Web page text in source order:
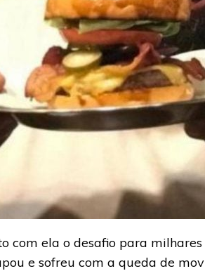
com ela o desafio para
e sofreu com a queda de